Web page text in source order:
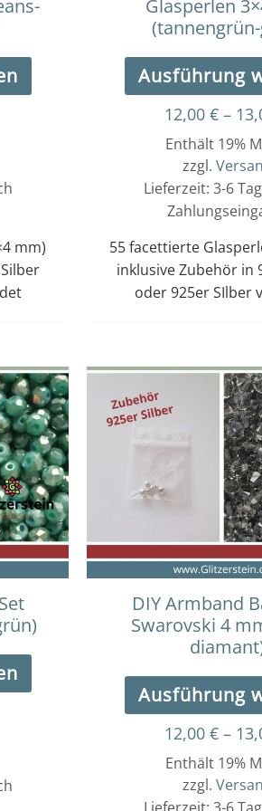
gewählt
mm)
Glasperlen
Ausführung
12,00 € –
Enthält 19%
zzgl.
Lieferzeit: 3-6
55 facettierte
inklusive Zubehör in
oder 925er SIlber
Dieses
Produkt
weist
mehrere
Varianten
auf.
Die
Optionen
können
Produktseite
gewählt
werden
€
€
DIY Armband
Swarovski 4
Ausführung
12,00 € –
Enthält 19%
zzgl.